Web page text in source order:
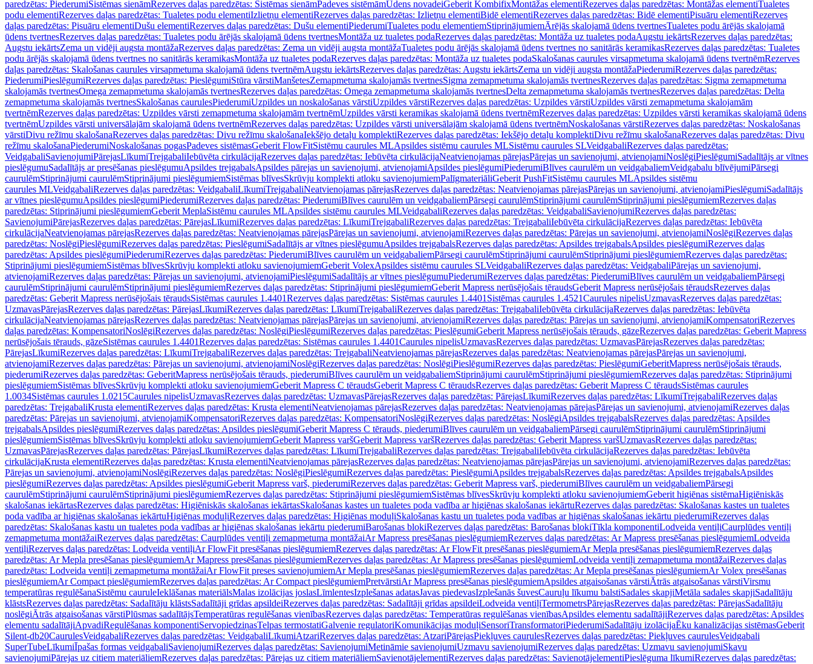
paredzētas: PiederumiSistēmas sienāmRezerves daļas paredzētas: Sistēmas sienāmPadeves sistēmāmŪdens novadeiGeberit KombifixMontāžas elementiRezerves daļas paredzētas: Montāžas elementiTualetes
podu elementiRezerves daļas paredzētas: Tualetes podu elementiIzlietņu elementiRezerves daļas paredzētas: Izlietņu elementiBidē elementiRezerves daļas paredzētas: Bidē elementiPisuāru elementiRezerves
daļas paredzētas: Pisuāru elementiDušu elementiRezerves daļas paredzētas: Dušu elementiPiederumiTualetes podu elementiemStiprinājumiemĀrējās skalojamā ūdens tvertnesTualetes podu ārējās skalojamā
ūdens tvertnesRezerves daļas paredzētas: Tualetes podu ārējās skalojamā ūdens tvertnesMontāža uz tualetes podaRezerves daļas paredzētas: Montāža uz tualetes podaAugstu iekārtsRezerves daļas paredzētas:
Augstu iekārtsZema un vidēji augsta montāžaRezerves daļas paredzētas: Zema un vidēji augsta montāžaTualetes podu ārējās skalojamā ūdens tvertnes no sanitārās keramikasRezerves daļas paredzētas: Tualetes
podu ārējās skalojamā ūdens tvertnes no sanitārās keramikasMontāža uz tualetes podaRezerves daļas paredzētas: Montāža uz tualetes podaSkalošanas caurules virsapmetuma skalojamā ūdens tvertnēmRezerves
daļas paredzētas: Skalošanas caurules virsapmetuma skalojamā ūdens tvertnēmAugstu iekārtsRezerves daļas paredzētas: Augstu iekārtsZema un vidēji augsta montāžaPiederumiRezerves daļas paredzētas:
PiederumiPieslēgumiRezerves daļas paredzētas: PieslēgumiStūra vārstiManšetesZemapmetuma skalojamās tvertnesSigma zemapmetuma skalojamās tvertnesRezerves daļas paredzētas: Sigma zemapmetuma
skalojamās tvertnesOmega zemapmetuma skalojamās tvertnesRezerves daļas paredzētas: Omega zemapmetuma skalojamās tvertnesDelta zemapmetuma skalojamās tvertnesRezerves daļas paredzētas: Delta
zemapmetuma skalojamās tvertnesSkalošanas caurulesPiederumiUzpildes un noskalošanas vārstiUzpildes vārstiRezerves daļas paredzētas: Uzpildes vārstiUzpildes vārsti zemapmetuma skalojamām
tvertnēmRezerves daļas paredzētas: Uzpildes vārsti zemapmetuma skalojamām tvertnēmUzpildes vārsti keramikas skalojamā ūdens tvertnēmRezerves daļas paredzētas: Uzpildes vārsti keramikas skalojamā ūdens
tvertnēmUzpildes vārsti universālajām skalojamā ūdens tvertnēmRezerves daļas paredzētas: Uzpildes vārsti universālajām skalojamā ūdens tvertnēmNoskalošanas vārstiRezerves daļas paredzētas: Noskalošanas
vārstiDivu režīmu skalošanaRezerves daļas paredzētas: Divu režīmu skalošanaIekšējo detaļu komplektiRezerves daļas paredzētas: Iekšējo detaļu komplektiDivu režīmu skalošanaRezerves daļas paredzētas: Divu
režīmu skalošanaPiederumiNoskalošanas pogasPadeves sistēmasGeberit FlowFitSistēmu caurules MLApsildes sistēmu caurules MLSistēmu caurules SLVeidgabaliRezerves daļas paredzētas:
VeidgabaliSavienojumiPārejasLīkumiTrejgabaliIebūvēta cirkulācijaRezerves daļas paredzētas: Iebūvēta cirkulācijaNeatvienojamas pārejasPārejas un savienojumi, atvienojamiNoslēgiPieslēgumiSadalītājs ar vītnes
pieslēgumuSadalītājs ar presēšanas pieslēgumuApsildes trejgabalsApsildes pārejas un savienojumi, atvienojamiApsildes pieslēgumiPiederumiBlīves caurulēm un veidgabaliemVeidgabalu blīvējumiPārsegi
caurulēmStiprinājumi caurulēmStiprinājumi pieslēgumiemSistēmas blīvesSkrūvju komplekti atloku savienojumiemPalīgmateriāliGeberit PushFitSistēmu caurules MLApsildes sistēmu
caurules MLVeidgabaliRezerves daļas paredzētas: VeidgabaliLīkumiTrejgabaliNeatvienojamas pārejasRezerves daļas paredzētas: Neatvienojamas pārejasPārejas un savienojumi, atvienojamiPieslēgumiSadalītājs
ar vītnes pieslēgumuApsildes pieslēgumiPiederumiRezerves daļas paredzētas: PiederumiBlīves caurulēm un veidgabaliemPārsegi caurulēmStiprinājumi caurulēmStiprinājumi pieslēgumiemRezerves daļas
paredzētas: Stiprinājumi pieslēgumiemGeberit MeplaSistēmu caurules MLApsildes sistēmu caurules MLVeidgabaliRezerves daļas paredzētas: VeidgabaliSavienojumiRezerves daļas paredzētas:
SavienojumiPārejasRezerves daļas paredzētas: PārejasLīkumiRezerves daļas paredzētas: LīkumiTrejgabaliRezerves daļas paredzētas: TrejgabaliIebūvēta cirkulācijaRezerves daļas paredzētas: Iebūvēta
cirkulācijaNeatvienojamas pārejasRezerves daļas paredzētas: Neatvienojamas pārejasPārejas un savienojumi, atvienojamiRezerves daļas paredzētas: Pārejas un savienojumi, atvienojamiNoslēgiRezerves daļas
paredzētas: NoslēgiPieslēgumiRezerves daļas paredzētas: PieslēgumiSadalītājs ar vītnes pieslēgumuApsildes trejgabalsRezerves daļas paredzētas: Apsildes trejgabalsApsildes pieslēgumiRezerves daļas
paredzētas: Apsildes pieslēgumiPiederumiRezerves daļas paredzētas: PiederumiBlīves caurulēm un veidgabaliemPārsegi caurulēmStiprinājumi caurulēmStiprinājumi pieslēgumiemRezerves daļas paredzētas:
Stiprinājumi pieslēgumiemSistēmas blīvesSkrūvju komplekti atloku savienojumiemGeberit VolexApsildes sistēmu caurules SLVeidgabaliRezerves daļas paredzētas: VeidgabaliPārejas un savienojumi,
atvienojamiRezerves daļas paredzētas: Pārejas un savienojumi, atvienojamiPieslēgumiSadalītājs ar vītnes pieslēgumuPiederumiRezerves daļas paredzētas: PiederumiBlīves caurulēm un veidgabaliemPārsegi
caurulēmStiprinājumi caurulēmStiprinājumi pieslēgumiemRezerves daļas paredzētas: Stiprinājumi pieslēgumiemGeberit Mapress nerūsējošais tēraudsGeberit Mapress nerūsējošais tēraudsRezerves daļas
paredzētas: Geberit Mapress nerūsējošais tēraudsSistēmas caurules 1.4401Rezerves daļas paredzētas: Sistēmas caurules 1.4401 Sistēmas caurules 1.4521Caurules nipelisUzmavasRezerves daļas paredzētas:
UzmavasPārejasRezerves daļas paredzētas: PārejasLīkumiRezerves daļas paredzētas: LīkumiTrejgabaliRezerves daļas paredzētas: TrejgabaliIebūvēta cirkulācijaRezerves daļas paredzētas: Iebūvēta
cirkulācijaNeatvienojamas pārejasRezerves daļas paredzētas: Neatvienojamas pārejasPārejas un savienojumi, atvienojamiRezerves daļas paredzētas: Pārejas un savienojumi, atvienojamiKompensatoriRezerves
daļas paredzētas: KompensatoriNoslēgiRezerves daļas paredzētas: NoslēgiPieslēgumiRezerves daļas paredzētas: PieslēgumiGeberit Mapress nerūsējošais tērauds, gāzeRezerves daļas paredzētas: Geberit Mapress
nerūsējošais tērauds, gāzeSistēmas caurules 1.4401Rezerves daļas paredzētas: Sistēmas caurules 1.4401Caurules nipelisUzmavasRezerves daļas paredzētas: UzmavasPārejasRezerves daļas paredzētas:
PārejasLīkumiRezerves daļas paredzētas: LīkumiTrejgabaliRezerves daļas paredzētas: TrejgabaliNeatvienojamas pārejasRezerves daļas paredzētas: Neatvienojamas pārejasPārejas un savienojumi,
atvienojamiRezerves daļas paredzētas: Pārejas un savienojumi, atvienojamiNoslēgiRezerves daļas paredzētas: NoslēgiPieslēgumiRezerves daļas paredzētas: PieslēgumiGeberitMapress nerūsējošais tērauds,
piederumiRezerves daļas paredzētas: GeberitMapress nerūsējošais tērauds, piederumiBlīves caurulēm un veidgabaliemStiprinājumi caurulēmStiprinājumi pieslēgumiemRezerves daļas paredzētas: Stiprinājumi
pieslēgumiemSistēmas blīvesSkrūvju komplekti atloku savienojumiemGeberit Mapress C tēraudsGeberit Mapress C tēraudsRezerves daļas paredzētas: Geberit Mapress C tēraudsSistēmas caurules
1.0034Sistēmas caurules 1.0215Caurules nipelisUzmavasRezerves daļas paredzētas: UzmavasPārejasRezerves daļas paredzētas: PārejasLīkumiRezerves daļas paredzētas: LīkumiTrejgabaliRezerves daļas
paredzētas: TrejgabaliKrusta elementiRezerves daļas paredzētas: Krusta elementiNeatvienojamas pārejasRezerves daļas paredzētas: Neatvienojamas pārejasPārejas un savienojumi, atvienojamiRezerves daļas
paredzētas: Pārejas un savienojumi, atvienojamiKompensatoriRezerves daļas paredzētas: KompensatoriNoslēgiRezerves daļas paredzētas: NoslēgiApsildes trejgabalsRezerves daļas paredzētas: Apsildes
trejgabalsApsildes pieslēgumiRezerves daļas paredzētas: Apsildes pieslēgumiGeberit Mapress C tērauds, piederumiBlīves caurulēm un veidgabaliemPārsegi caurulēmStiprinājumi caurulēmStiprinājumi
pieslēgumiemSistēmas blīvesSkrūvju komplekti atloku savienojumiemGeberit Mapress varšGeberit Mapress varšRezerves daļas paredzētas: Geberit Mapress varšUzmavasRezerves daļas paredzētas:
UzmavasPārejasRezerves daļas paredzētas: PārejasLīkumiRezerves daļas paredzētas: LīkumiTrejgabaliRezerves daļas paredzētas: TrejgabaliIebūvēta cirkulācijaRezerves daļas paredzētas: Iebūvēta
cirkulācijaKrusta elementiRezerves daļas paredzētas: Krusta elementiNeatvienojamas pārejasRezerves daļas paredzētas: Neatvienojamas pārejasPārejas un savienojumi, atvienojamiRezerves daļas paredzētas:
Pārejas un savienojumi, atvienojamiNoslēgiRezerves daļas paredzētas: NoslēgiPieslēgumiRezerves daļas paredzētas: PieslēgumiApsildes trejgabalsRezerves daļas paredzētas: Apsildes trejgabalsApsildes
pieslēgumiRezerves daļas paredzētas: Apsildes pieslēgumiGeberit Mapress varš, piederumiRezerves daļas paredzētas: Geberit Mapress varš, piederumiBlīves caurulēm un veidgabaliemPārsegi
caurulēmStiprinājumi caurulēmStiprinājumi pieslēgumiemRezerves daļas paredzētas: Stiprinājumi pieslēgumiemSistēmas blīvesSkrūvju komplekti atloku savienojumiemGeberit higiēnas sistēmaHigiēniskās
skalošanas iekārtasRezerves daļas paredzētas: Higiēniskās skalošanas iekārtasSkalošanas kastes un tualetes poda vadība ar higiēnas skalošanas iekārtuRezerves daļas paredzētas: Skalošanas kastes un tualetes
poda vadība ar higiēnas skalošanas iekārtuHigiēnas moduļiRezerves daļas paredzētas: Higiēnas moduļiSkalošanas kastu un tualetes poda vadības ar higiēnas skalošanas iekārtu piederumiRezerves daļas
paredzētas: Skalošanas kastu un tualetes poda vadības ar higiēnas skalošanas iekārtu piederumiBarošanas blokiRezerves daļas paredzētas: Barošanas blokiTīkla komponentiLodveida ventiļiCaurplūdes ventiļi
zemapmetuma montāžaiRezerves daļas paredzētas: Caurplūdes ventiļi zemapmetuma montāžaiAr Mapress presēšanas pieslēgumiemRezerves daļas paredzētas: Ar Mapress presēšanas pieslēgumiemLodveida
ventiļiRezerves daļas paredzētas: Lodveida ventiļiAr FlowFit presēšanas pieslēgumiemRezerves daļas paredzētas: Ar FlowFit presēšanas pieslēgumiemAr Mepla presēšanas pieslēgumiemRezerves daļas
paredzētas: Ar Mepla presēšanas pieslēgumiemAr Mapress presēšanas pieslēgumiemRezerves daļas paredzētas: Ar Mapress presēšanas pieslēgumiemLodveida ventiļi zemapmetuma montāžaiRezerves daļas
paredzētas: Lodveida ventiļi zemapmetuma montāžaiAr FlowFit preses savienojumiemAr Mepla presēšanas pieslēgumiemRezerves daļas paredzētas: Ar Mepla presēšanas pieslēgumiemAr Volex presēšanas
pieslēgumiemAr Compact pieslēgumiemRezerves daļas paredzētas: Ar Compact pieslēgumiemPretvārstiAr Mapress presēšanas pieslēgumiemApsildes atgaisošanas vārstiĀtrās atgaisošanas vārstiVirsmu
temperatūras regulēšanaSistēmu cauruleIeklāšanas materiālsMalas izolācijas joslasLīmlentesIzplešanas adatasJavas piedevasIzplešanās šuvesCauruļu līkumu balstiSadales skapjiMetāla sadales skapjiSadalītāju
klāstsRezerves daļas paredzētas: Sadalītāju klāstsSadalītāji grīdas apsildeiRezerves daļas paredzētas: Sadalītāji grīdas apsildeiLodveida ventiļiTermometrsPārejasRezerves daļas paredzētas: PārejasSadalītāju
noslēgiĀtrās atgaisošanas vārstiPlūsmas sadalītājsTemperatūras regulēšanas vienībasRezerves daļas paredzētas: Temperatūras regulēšanas vienībasApsildes elementu sadalītājiRezerves daļas paredzētas: Apsildes
elementu sadalītājiApvadiRegulēšanas komponentiServopiedziņasTelpas termostatiGalvenie regulatoriKomunikācijas moduļiSensoriTransformatoriPiederumiSadalītāju izolācijaĒku kanalizācijas sistēmasGeberit
Silent-db20CaurulesVeidgabaliRezerves daļas paredzētas: VeidgabaliLīkumiAtzariRezerves daļas paredzētas: AtzariPārejasPiekļuves caurulesRezerves daļas paredzētas: Piekļuves caurulesVeidgabali
SuperTubeLīkumiĪpašas formas veidgabaliSavienojumiRezerves daļas paredzētas: SavienojumiMetināmie savienojumiUzmavu savienojumiRezerves daļas paredzētas: Uzmavu savienojumiSkavu
savienojumiPārejas uz citiem materiāliemRezerves daļas paredzētas: Pārejas uz citiem materiāliemSavienotājelementiRezerves daļas paredzētas: SavienotājelementiPieslēguma līkumiRezerves daļas paredzētas: